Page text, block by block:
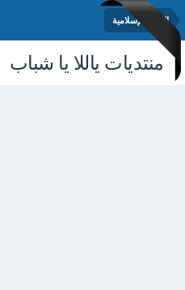
المكتبة لإسلامية
منتديات ياللا يا شباب